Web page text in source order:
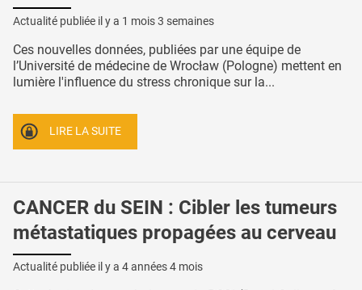
Actualité publiée il y a 1 mois 3 semaines
Ces nouvelles données, publiées par une équipe de
l’Université de médecine de Wrocław (Pologne) mettent en
lumière l'influence du stress chronique sur la...
LIRE LA SUITE
CANCER du SEIN : Cibler les tumeurs
métastatiques propagées au cerveau
Actualité publiée il y a 4 années 4 mois